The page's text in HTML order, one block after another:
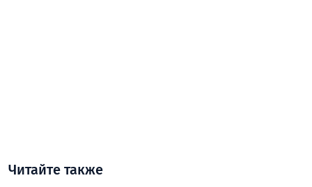
Читайте также